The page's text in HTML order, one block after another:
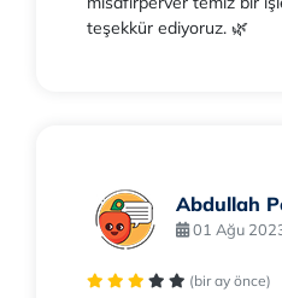
teşekkür ediyoruz. 🌿
Abdullah
01 Ağu
(bir ay önce)